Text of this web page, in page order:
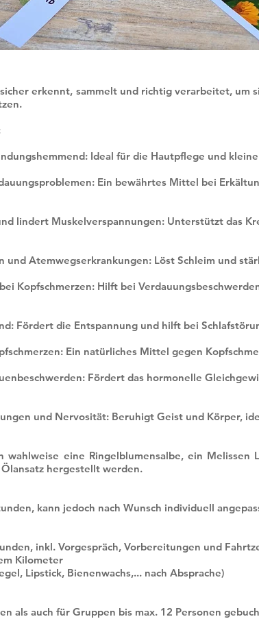
erkennt, sammelt und richtig verarbeitet, um
Ideal für die Hautpflege und
Ein bewährtes Mittel bei
lindert Muskelverspannungen: Unterstützt das
und Atemwegserkrankungen: Löst Schleim und
Kopfschmerzen: Hilft bei
Fördert die Entspannung und hilft bei
Ein natürliches Mittel gegen
Fördert das hormonelle
und Nervosität: Beruhigt Geist und Körper,
wahlweise eine Ringelblumensalbe, ein Melissen
hergestellt werden.
kann jedoch nach Wunsch individuell
inkl. Vorgespräch, Vorbereitungen und
Kilometer
Lipstick, Bienenwachs,... nach Absprache)
als auch für Gruppen bis max. 12 Personen